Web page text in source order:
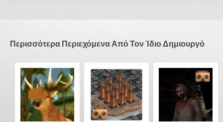
Περισσότερα Περιεχόμενα Από Τον Ίδιο Δημιουργό